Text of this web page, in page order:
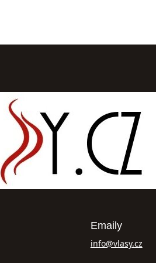
Emaily
info@vlasy.cz